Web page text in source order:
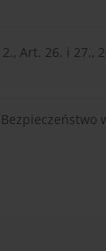
Art. 26. i 27.,